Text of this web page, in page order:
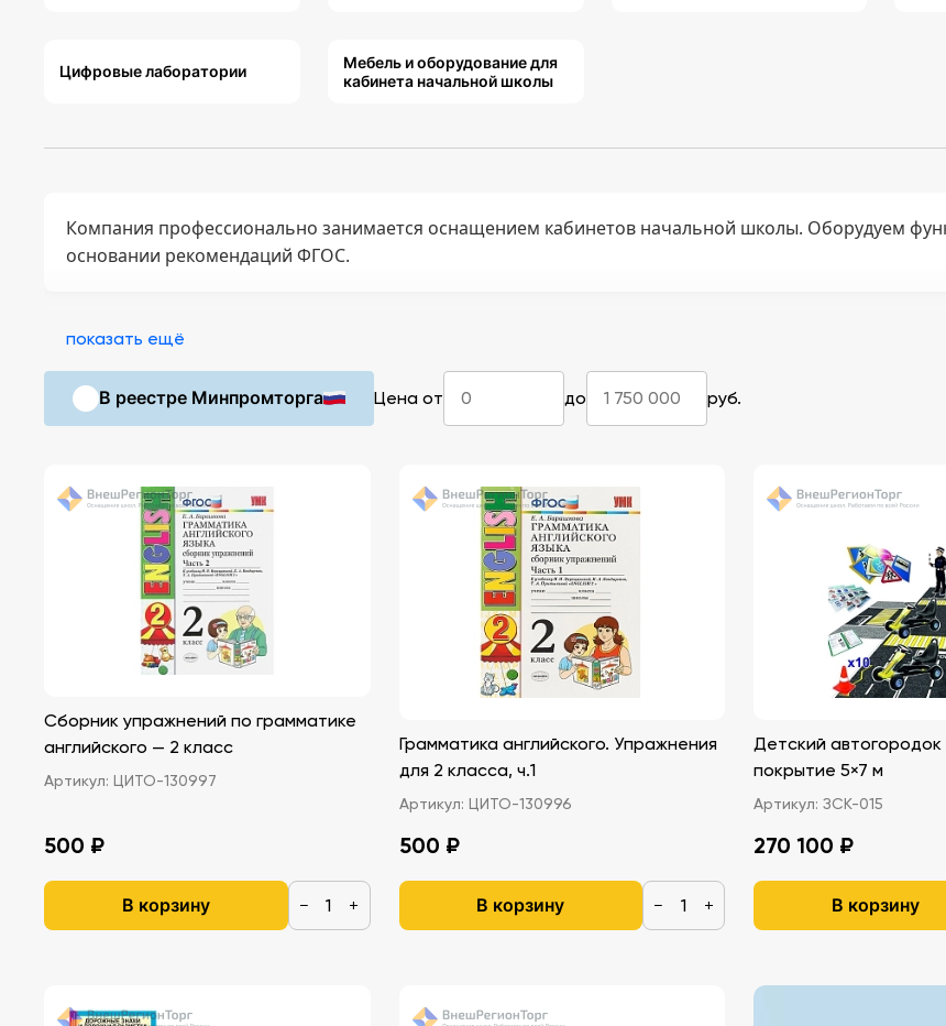
Цифровые лаборатории
Мебель и оборудование для
кабинета начальной школы
Компания профессионально занимается оснащением кабинетов начальной школы. Оборудуем
основании рекомендаций ФГОС.
показать ещё
В реестре Минпромторга Цена от до руб.
Сборник упражнений по грамматике
английского — 2 класс
Артикул: ЦИТО-130997
500 ₽
В корзину − +
Грамматика английского. Упражнения
для 2 класса, ч.1
Артикул: ЦИТО-130996
500 ₽
В корзину − +
Детский
покрытие 5×7 м
Артикул: ЗСК-015
270 100 ₽
В корзину